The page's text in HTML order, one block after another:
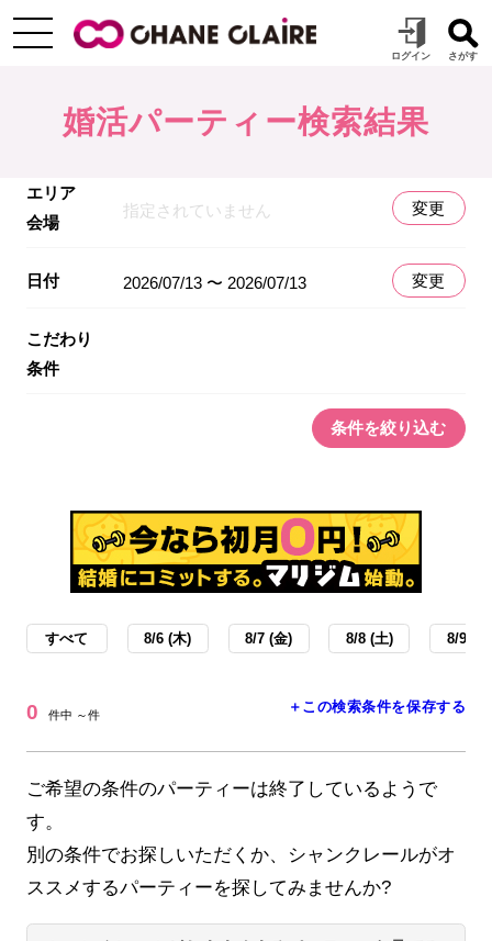
婚活パーティー検索結果
エリア
会場
指定されていません 変更
日付 2026/07/13 〜 2026/07/13 変更
こだわり
条件
条件を絞り込む
すべて 8/6 (木) 8/7 (金) 8/8 (土) 8/9 (日
0 件中 ～件 ＋この検索条件を保存する
ご希望の条件のパーティーは終了しているようで
す。
別の条件でお探しいただくか、シャンクレールがオ
ススメするパーティーを探してみませんか?